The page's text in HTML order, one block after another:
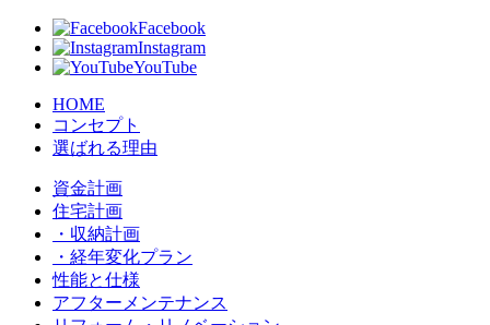
Facebook
Instagram
YouTube
HOME
コンセプト
選ばれる理由
資金計画
住宅計画
・収納計画
・経年変化プラン
性能と仕様
アフターメンテナンス